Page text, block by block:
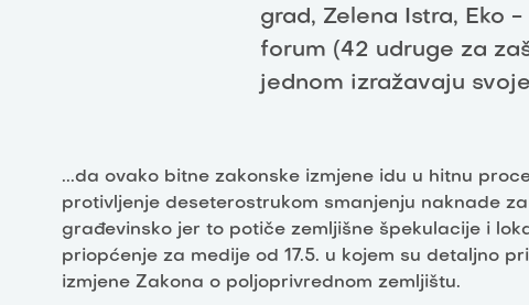
grad, Zelena Istra, Eko
forum (42 udruge za
jednom izražavaju
...da ovako bitne zakonske izmjene idu u hitnu
protivljenje deseterostrukom smanjenju naknade
građevinsko jer to potiče zemljišne špekulacije i
priopćenje za medije od 17.5. u kojem su detaljno
izmjene Zakona o poljoprivrednom zemljištu.